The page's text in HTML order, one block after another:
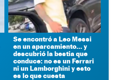
Se encontró a Leo Messi
en un aparcamiento... y
descubrió la bestia que
conduce: no es un Ferrari
ni un Lamborghini y esto
es lo que cuesta